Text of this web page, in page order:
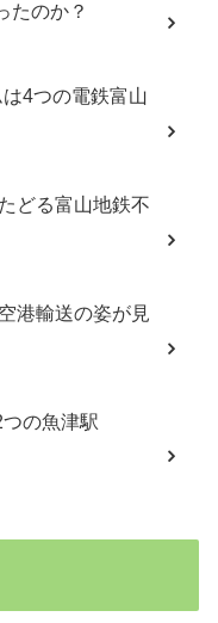
たのか？
4つの電鉄富山
どる富山地鉄不
港輸送の姿が見
の魚津駅